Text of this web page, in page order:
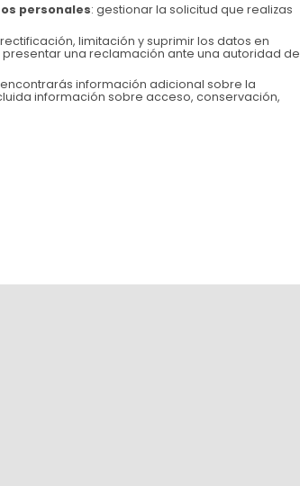
personales: gestionar la solicitud que realizas
limitación y suprimir los datos en
una reclamación ante una autoridad de
información adicional sobre la
información sobre acceso, conservación,